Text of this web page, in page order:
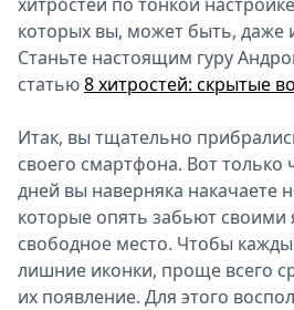
которых вы, может быть, даже
Станьте настоящим гуру
статью8 хитростей: скрытые
Итак, вы тщательно
своего смартфона. Вот только
дней вы наверняка накачаете
которые опять забьют своими
свободное место. Чтобы
лишние иконки, проще всего
их появление. Для этого